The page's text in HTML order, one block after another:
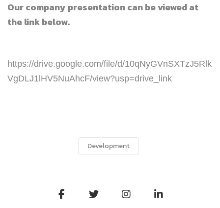
Our company presentation can be viewed at
the link below.
https://drive.google.com/file/d/10qNyGVnSXTzJ5Rlk
VgDLJ1lHV5NuAhcF/view?usp=drive_link
Development